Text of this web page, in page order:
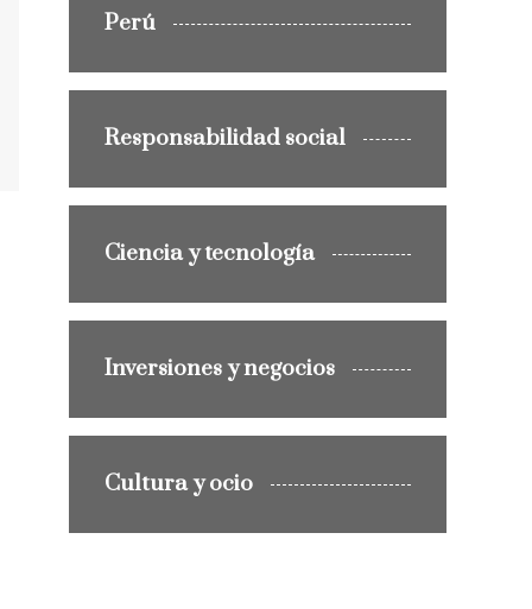
Perú
Responsabilidad social
Ciencia y tecnología
Inversiones y negocios
Cultura y ocio